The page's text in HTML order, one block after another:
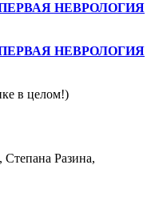
НЕВРОЛОГИЯ
НЕВРОЛОГИЯ
в целом!)
Разина,